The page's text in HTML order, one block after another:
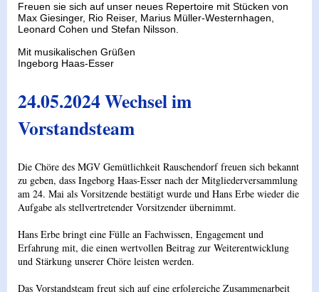
Freuen sie sich auf unser neues Repertoire mit Stücken von
Max Giesinger, Rio Reiser, Marius Müller-Westernhagen,
Leonard Cohen und Stefan Nilsson.
Mit musikalischen Grüßen
Ingeborg Haas-Esser
24.05.2024 Wechsel im
Vorstandsteam
Die Chöre des MGV Gemütlichkeit Rauschendorf freuen sich bekannt
zu geben, dass Ingeborg Haas-Esser nach der Mitgliederversammlung
am 24. Mai als Vorsitzende bestätigt wurde und Hans Erbe wieder die
Aufgabe als stellvertretender Vorsitzender übernimmt.
Hans Erbe bringt eine Fülle an Fachwissen, Engagement und
Erfahrung mit, die einen wertvollen Beitrag zur Weiterentwicklung
und Stärkung unserer Chöre leisten werden.
Das Vorstandsteam freut sich auf eine erfolgreiche Zusammenarbeit